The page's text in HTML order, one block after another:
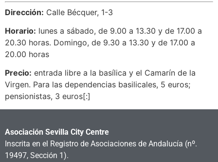
Dirección: Calle Bécquer, 1-3
Horario: lunes a sábado, de 9.00 a 13.30 y de 17.00 a
20.30 horas. Domingo, de 9.30 a 13.30 y de 17.00 a
20.00 horas
Precio: entrada libre a la basílica y el Camarín de la
Virgen. Para las dependencias basilicales, 5 euros;
pensionistas, 3 euros[:]
Asociación Sevilla City Centre
Inscrita en el Registro de Asociaciones de Andalucía (nº.
19497, Sección 1).